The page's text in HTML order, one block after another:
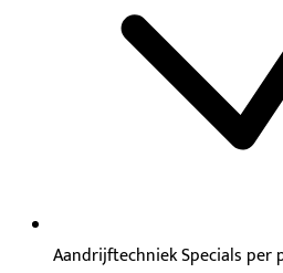
Aandrijftechniek Specials per